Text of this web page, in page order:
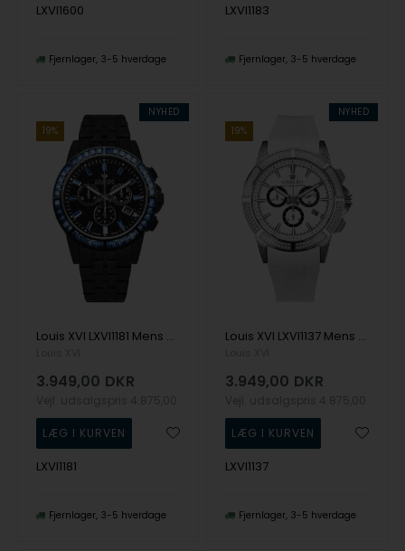
LXVI1600
Fjernlager 3-5 hverdage
LXVI1183
Fjernlager 3-5 hverdage
NYHED
19%
Louis XVI LXVI1181 Mens Watch Majeste Frosted Iced Out 43mm 10ATM Wristwatch
3.949,00 DKR
LXVI1181
Fjernlager 3-5 hverdage
NYHED
19%
Louis XVI LXVI1137 Mens Watch Majeste Iced Out Royale 43mm 5ATM Wristwatch
3.949,00 DKR
LXVI1137
Fjernlager 3-5 hverdage